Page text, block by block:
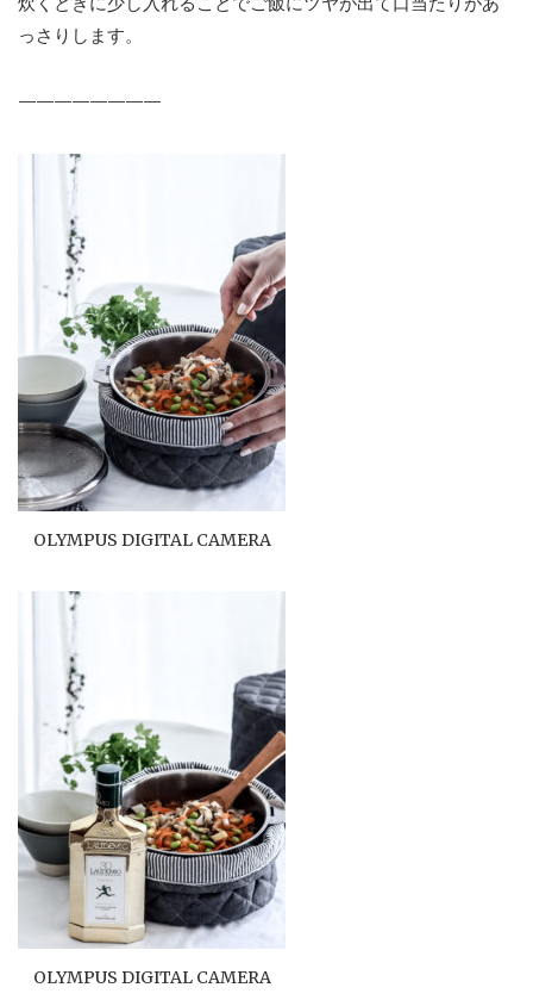
っさりします。
————————
OLYMPUS DIGITAL CAMERA
OLYMPUS DIGITAL CAMERA